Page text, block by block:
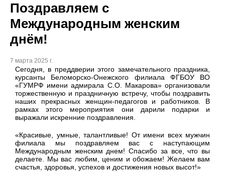
Поздравляем с
Международным женским
днём!
7 марта 2025 г.
Сегодня, в преддверии этого замечательного праздника,
курсанты Беломорско-Онежского филиала ФГБОУ ВО
«ГУМРФ имени адмирала С.О. Макарова» организовали
торжественную и праздничную встречу, чтобы поздравить
наших прекрасных женщин-педагогов и работников. В
рамках этого мероприятия они дарили подарки и
выражали искренние поздравления.
«Красивые, умные, талантливые! От имени всех мужчин
филиала мы поздравляем вас с наступающим
Международным женским днем! Спасибо за все, что вы
делаете. Мы вас любим, ценим и обожаем! Желаем вам
счастья, здоровья, успехов и достижения новых высот!»